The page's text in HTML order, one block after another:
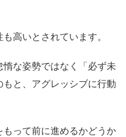
高いとされています。
な姿勢ではなく
「必ず未
と、アグレッシブに行動
って前に進めるかどうか